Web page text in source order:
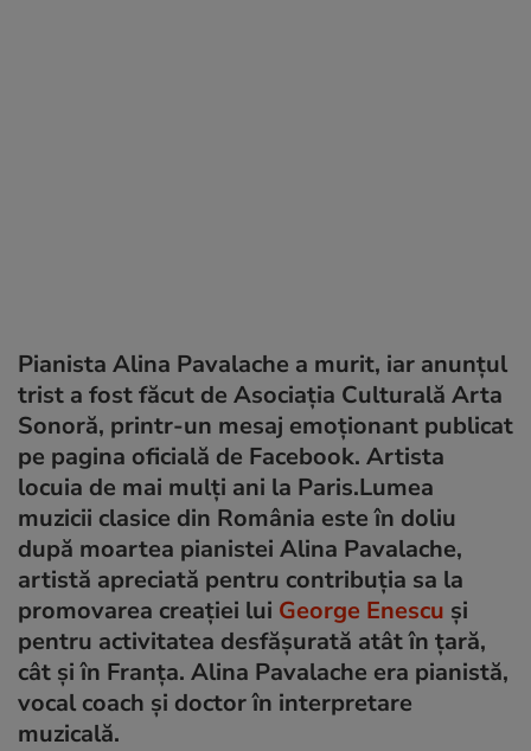
Pianista Alina Pavalache a murit, iar anunțul
trist a fost făcut de Asociația Culturală Arta
Sonoră, printr-un mesaj emoționant publicat
pe pagina oficială de Facebook. Artista
locuia de mai mulți ani la Paris.Lumea
muzicii clasice din România este în doliu
după moartea pianistei Alina Pavalache,
artistă apreciată pentru contribuția sa la
promovarea creației lui George Enescu și
pentru activitatea desfășurată atât în țară,
cât și în Franța. Alina Pavalache era pianistă,
vocal coach și doctor în interpretare
muzicală.